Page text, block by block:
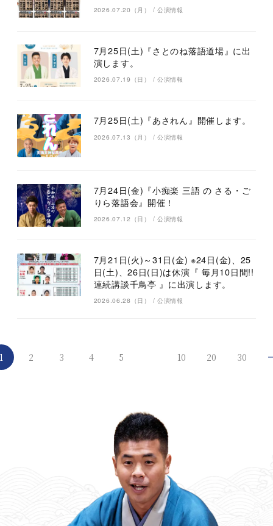
2026.07.20（月） /公演情報
7月25日(土)『さとのね落語道場』に出
演します。
2026.07.19（日） /公演情報
7月25日(土)『あされん』開催します。
2026.07.13（月） /公演情報
7月24日(金)『小痴楽 三語 の さる・ご
りら落語会』開催！
2026.07.12（日） /公演情報
7月21日(火)～31日(金) ※24日(金)、25
日(土)、26日(日)は休演『 毎月10日間!!
連続講談千鳥亭 』に出演します。
2026.06.28（日） /公演情報
2 3 4 5 10 20 30